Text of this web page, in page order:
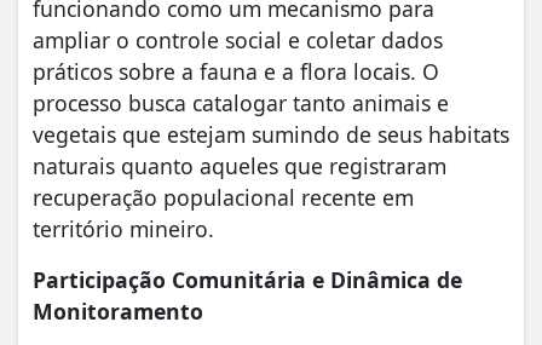
funcionando como um mecanismo para
ampliar o controle social e coletar dados
práticos sobre a fauna e a flora locais. O
processo busca catalogar tanto animais e
vegetais que estejam sumindo de seus habitats
naturais quanto aqueles que registraram
recuperação populacional recente em
território mineiro.
Participação Comunitária e Dinâmica de
Monitoramento